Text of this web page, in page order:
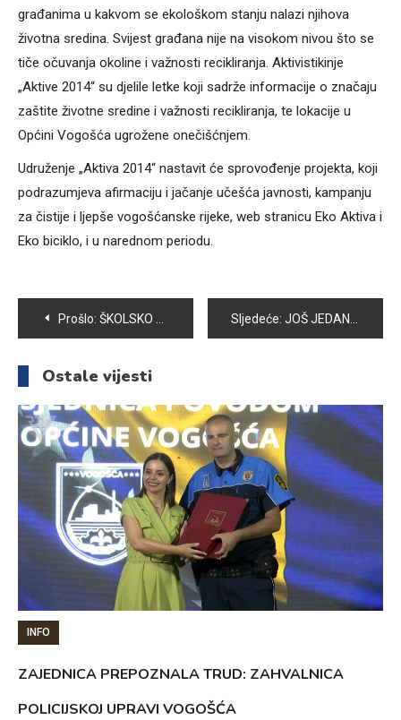
građanima u kakvom se ekološkom stanju nalazi njihova
životna sredina. Svijest građana nije na visokom nivou što se
tiče očuvanja okoline i važnosti recikliranja. Aktivistikinje
„Aktive 2014“ su djelile letke koji sadrže informacije o značaju
zaštite životne sredine i važnosti recikliranja, te lokacije u
Općini Vogošća ugrožene onečišćnjem.
Udruženje „Aktiva 2014“ nastavit će sprovođenje projekta, koji
podrazumjeva afirmaciju i jačanje učešća javnosti, kampanju
za čistije i ljepše vogošćanske rijeke, web stranicu Eko Aktiva i
Eko biciklo, i u narednom periodu.
Navigacija
članaka
Prošlo: ŠKOLSKO ZVONO OZNAČILO POČETAK NASTAVE U OŠ “PORODICE ef. RAMIĆ” Sljedeće: JOŠ JEDAN ZAJEDNIČKI PROJEKAT OPĆINE VOGOŠĆA I FIRME „MGBH“
Ostale vijesti
INFO
ZAJEDNICA PREPOZNALA TRUD: ZAHVALNICA
POLICIJSKOJ UPRAVI VOGOŠĆA